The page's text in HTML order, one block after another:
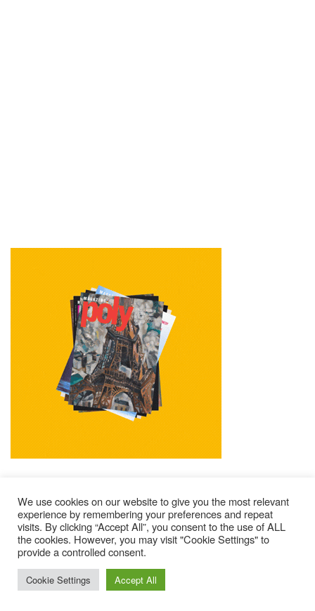
Mentions Légales Contacts
Où Trouver Poly ?
Lire Les Anciens N°
S’abonner À Poly
© 2025 – Magazine Poly – BKN
We use cookies on our website to give you the most relevant
experience by remembering your preferences and repeat
visits. By clicking “Accept All”, you consent to the use of ALL
the cookies. However, you may visit "Cookie Settings" to
provide a controlled consent.
Cookie Settings Accept All